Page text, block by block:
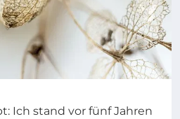
Ich stand vor fünf Jahren